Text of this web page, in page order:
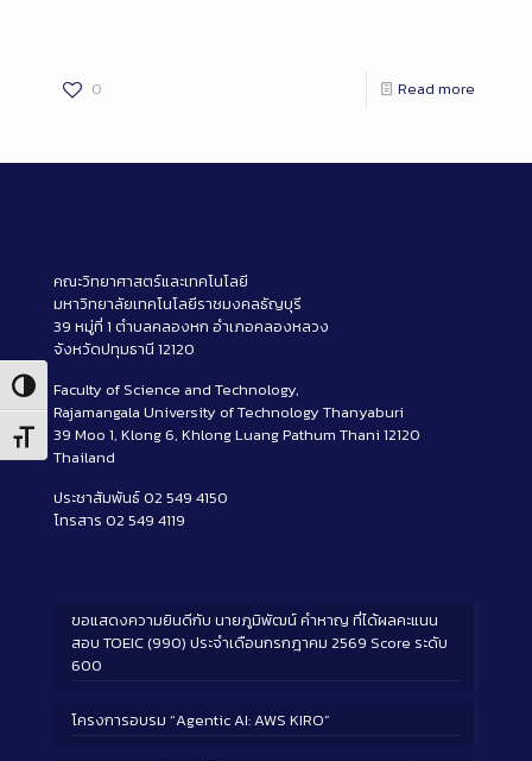
Toggle High Contrast
Toggle Font size
0 Read more
คณะวิทยาศาสตร์และเทคโนโลยี
มหาวิทยาลัยเทคโนโลยีราชมงคลธัญบุรี
39 หมู่ที่ 1 ตำบลคลองหก อำเภอคลองหลวง
จังหวัดปทุมธานี 12120
Faculty of Science and Technology,
Rajamangala University of Technology Thanyaburi
39 Moo 1, Klong 6, Khlong Luang Pathum Thani 12120
Thailand
ประชาสัมพันธ์ 02 549 4150
โทรสาร 02 549 4119
ขอแสดงความยินดีกับ นายภูมิพัฒน์ คำหาญ ที่ได้ผลคะแนน
สอบ TOEIC (990) ประจำเดือนกรกฎาคม 2569 Score ระดับ
600
โครงการอบรม “Agentic AI: AWS KIRO”